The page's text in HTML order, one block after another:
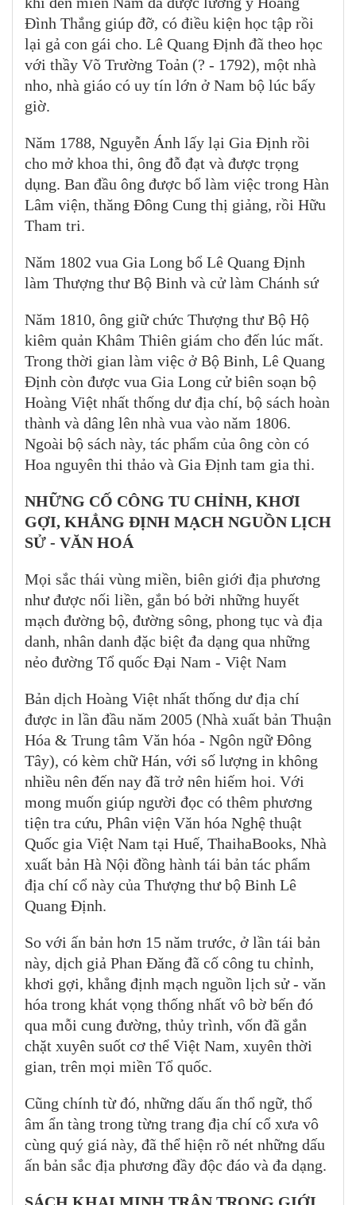
Đình Thắng giúp đỡ, có điều kiện học tập rồi
lại gả con gái cho. Lê Quang Định đã theo học
với thầy Võ Trường Toản (? - 1792), một nhà
nho, nhà giáo có uy tín lớn ở Nam bộ lúc bấy
giờ.
Năm 1788, Nguyễn Ánh lấy lại Gia Định rồi
cho mở khoa thi, ông đỗ đạt và được trọng
dụng. Ban đầu ông được bổ làm việc trong Hàn
Lâm viện, thăng Đông Cung thị giảng, rồi Hữu
Tham tri.
Năm 1802 vua Gia Long bổ Lê Quang Định
làm Thượng thư Bộ Binh và cử làm Chánh sứ
Năm 1810, ông giữ chức Thượng thư Bộ Hộ
kiêm quản Khâm Thiên giám cho đến lúc mất.
Trong thời gian làm việc ở Bộ Binh, Lê Quang
Định còn được vua Gia Long cử biên soạn bộ
Hoàng Việt nhất thống dư địa chí, bộ sách hoàn
thành và dâng lên nhà vua vào năm 1806.
Ngoài bộ sách này, tác phẩm của ông còn có
Hoa nguyên thi thảo và Gia Định tam gia thi.
NHỮNG CỐ CÔNG TU CHỈNH, KHƠI
GỢI, KHẲNG ĐỊNH MẠCH NGUỒN LỊCH
SỬ - VĂN HOÁ
Mọi sắc thái vùng miền, biên giới địa phương
như được nối liền, gắn bó bởi những huyết
mạch đường bộ, đường sông, phong tục và địa
danh, nhân danh đặc biệt đa dạng qua những
nẻo đường Tổ quốc Đại Nam - Việt Nam
Bản dịch Hoàng Việt nhất thống dư địa chí
được in lần đầu năm 2005 (Nhà xuất bản Thuận
Hóa & Trung tâm Văn hóa - Ngôn ngữ Đông
Tây), có kèm chữ Hán, với số lượng in không
nhiều nên đến nay đã trở nên hiếm hoi. Với
mong muốn giúp người đọc có thêm phương
tiện tra cứu, Phân viện Văn hóa Nghệ thuật
Quốc gia Việt Nam tại Huế, ThaihaBooks, Nhà
xuất bản Hà Nội đồng hành tái bản tác phẩm
địa chí cổ này của Thượng thư bộ Binh Lê
Quang Định.
So với ấn bản hơn 15 năm trước, ở lần tái bản
này, dịch giả Phan Đăng đã cố công tu chỉnh,
khơi gợi, khẳng định mạch nguồn lịch sử - văn
hóa trong khát vọng thống nhất vô bờ bến đó
qua mỗi cung đường, thủy trình, vốn đã gắn
chặt xuyên suốt cơ thể Việt Nam, xuyên thời
gian, trên mọi miền Tổ quốc.
Cũng chính từ đó, những dấu ấn thổ ngữ, thổ
âm ẩn tàng trong từng trang địa chí cổ xưa vô
cùng quý giá này, đã thể hiện rõ nét những dấu
ấn bản sắc địa phương đầy độc đáo và đa dạng.